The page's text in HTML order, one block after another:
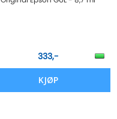
333,-
KJØP